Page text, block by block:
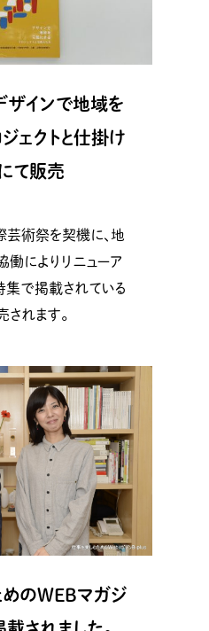
ザインで地域を
ェクトと仕掛け
て販売
芸術祭を契機に、地
によりリニューア
集で掲載されている
れます。
のWEBマガジ